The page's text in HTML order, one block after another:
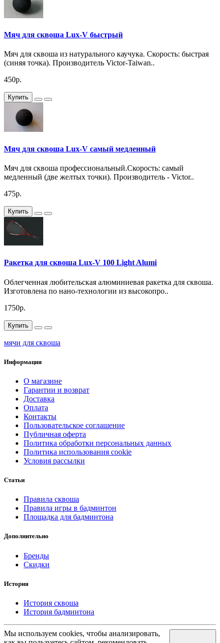
Мяч для сквоша Lux-V быстрый
Мяч для сквоша из натурального каучука. Скорость: быстрая
(синяя точка). Производитель Victor-Taiwan..
450р.
Купить
Мяч для сквоша Lux-V самый медленный
Мяч для сквоша профессиональный.Скорость: самый
медленный (две желтых точки). Производитель - Victor..
475р.
Купить
Ракетка для сквоша Lux-V 100 Light Alumi
Облегченная любительская алюминиевая ракетка для сквоша.
Изготовлена по нано-технологии из высокопро..
1750р.
Купить
мячи для сквоша
Информация
О магазине
Гарантии и возврат
Доставка
Оплата
Контакты
Пользовательское соглашение
Публичная оферта
Политика обработки персональных данных
Политика использования cookie
Условия рассылки
Статьи
Правила сквоша
Правила игры в бадминтон
Площадка для бадминтона
Дополнительно
Бренды
Скидки
История
История сквоша
История бадминтона
Мы используем cookies, чтобы анализировать,